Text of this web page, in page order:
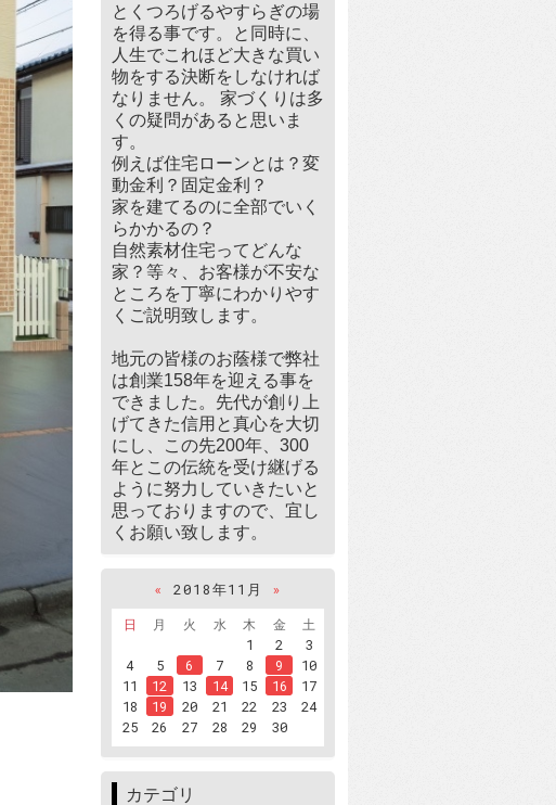
とくつろげるやすらぎの場
を得る事です。と同時に、
人生でこれほど大きな買い
物をする決断をしなければ
なりません。 家づくりは多
くの疑問があると思いま
す。
例えば住宅ローンとは？変
動金利？固定金利？
家を建てるのに全部でいく
らかかるの？
自然素材住宅ってどんな
家？等々、お客様が不安な
ところを丁寧にわかりやす
くご説明致します。
地元の皆様のお蔭様で弊社
は創業158年を迎える事を
できました。先代が創り上
げてきた信用と真心を大切
にし、この先200年、300
年とこの伝統を受け継げる
ように努力していきたいと
思っておりますので、宜し
くお願い致します。
« 2018年11月
»
日
月 火 水 木 金
土
1
2
3
4
5 6 7 8 9
10
11
12 13 14 15 16
17
18
19 20 21 22 23
24
25
26 27 28 29 30
カテゴリ